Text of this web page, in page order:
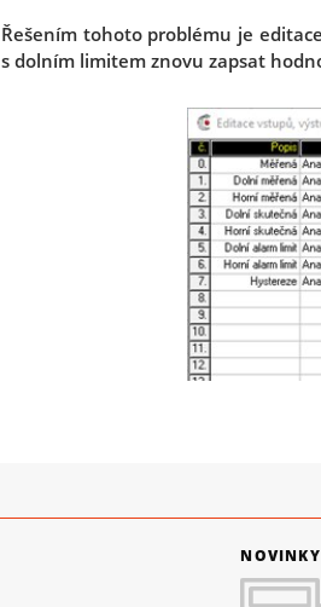
Řešením tohoto problému je
s dolním limitem znovu zapsat
NOVINKY